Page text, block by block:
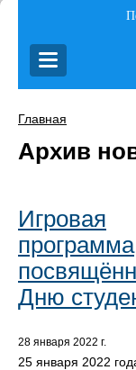
Главная
Архив
Игровая
Дню
28 января 2022 г.
25 января 2022